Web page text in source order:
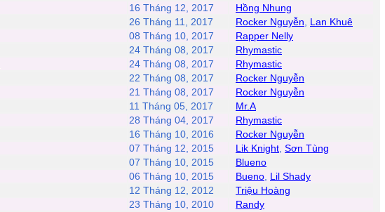
16 Tháng 12, 2017
Hồng Nhung
26 Tháng 11, 2017 Rocker Nguyễn
Lan Khuê
08 Tháng 10, 2017
Rapper Nelly
24 Tháng 08, 2017
Rhymastic
24 Tháng 08, 2017
Rhymastic
22 Tháng 08, 2017
Rocker Nguyễn
21 Tháng 08, 2017
Rocker Nguyễn
11 Tháng 05, 2017
Mr.A
28 Tháng 04, 2017
Rhymastic
16 Tháng 10, 2016
Rocker Nguyễn
07 Tháng 12, 2015 Lik Knight Sơn Tùng
07 Tháng 10, 2015
Blueno
06 Tháng 10, 2015 Bueno Lil Shady
12 Tháng 12, 2012
Triệu Hoàng
23 Tháng 10, 2010 Randy